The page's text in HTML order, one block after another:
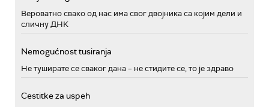
Вероватно свако од нас има свог двојника са којим дели и
сличну ДНК
Nemogućnost tusiranja
Не туширате се сваког дана – не стидите се, то је здраво
Cestitke za uspeh